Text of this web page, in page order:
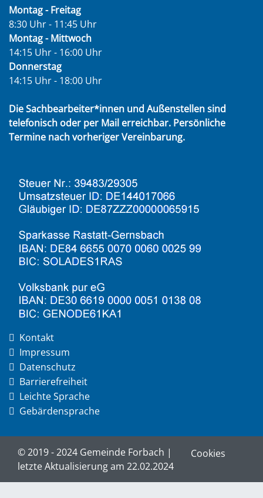
Montag - Freitag
8:30 Uhr - 11:45 Uhr
Montag - Mittwoch
14:15 Uhr - 16:00 Uhr
Donnerstag
14:15 Uhr - 18:00 Uhr
Die Sachbearbeiter*innen und Außenstellen sind
telefonisch oder per Mail erreichbar. Persönliche
Termine nach vorheriger Vereinbarung.
Kontakt
Impressum
Datenschutz
Barrierefreiheit
Leichte Sprache
Gebärdensprache
© 2019 - 2024 Gemeinde Forbach |
letzte Aktualisierung am 22.02.2024
Cookies